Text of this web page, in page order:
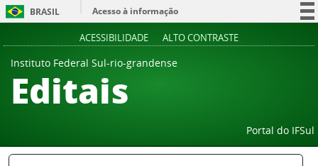
BRASIL
Acesso à informação
ACESSIBILIDADE ALTO CONTRASTE
Instituto Federal Sul-rio-grandense
Editais
Portal do IFSul